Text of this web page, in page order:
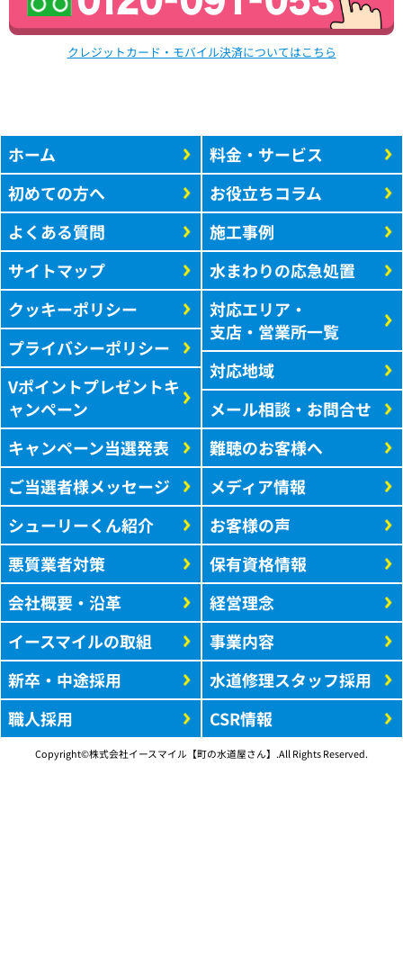
クレジットカード・モバイル決済についてはこちら
ホーム
初めての方へ
よくある質問
サイトマップ
クッキーポリシー
プライバシーポリシー
Vポイントプレゼントキ
ャンペーン
キャンペーン当選発表
ご当選者様メッセージ
シューリーくん紹介
悪質業者対策
会社概要・沿革
イースマイルの取組
新卒・中途採用
職人採用
料金・サービス
お役立ちコラム
施工事例
水まわりの応急処置
対応エリア・
支店・営業所一覧
対応地域
メール相談・お問合せ
難聴のお客様へ
メディア情報
お客様の声
保有資格情報
経営理念
事業内容
水道修理スタッフ採用
CSR情報
Copyright©株式会社イースマイル【町の水道屋さん】.All Rights Reserved.